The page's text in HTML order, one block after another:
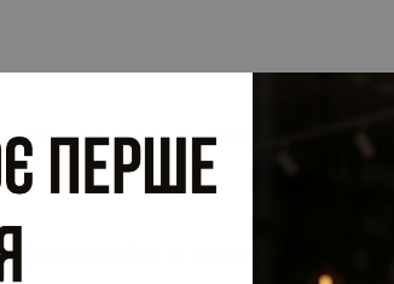
пошти, прив'язану до вашого
надіслано Вам на пошту!